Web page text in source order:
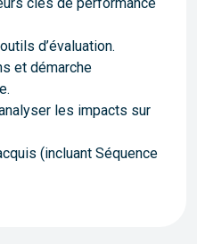
d’évaluation.
et démarche
les impacts sur
(incluant Séquence